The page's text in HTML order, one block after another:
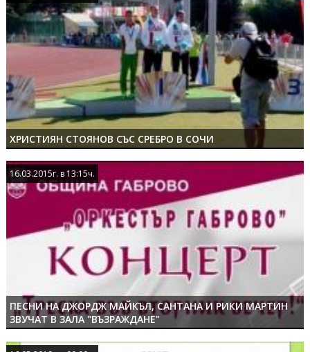
ХРИСТИЯН СТОЯНОВ СЪС СРЕБРО В СОЧИ
ПЕСНИ НА ДЖОРДЖ МАЙКЪЛ, САНТАНА И РИКИ МАРТИН
ЗВУЧАТ В ЗАЛА "ВЪЗРАЖДАНЕ"
16.03.2015г. в 13:15ч.
16.03.2015г. в 13:15ч.